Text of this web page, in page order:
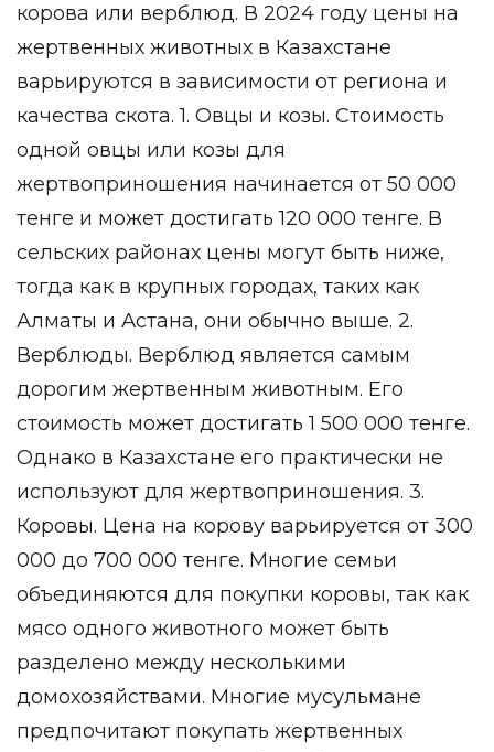
корова или верблюд. В 2024 году цены на
жертвенных животных в Казахстане
варьируются в зависимости от региона и
качества скота. 1. Овцы и козы. Стоимость
одной овцы или козы для
жертвоприношения начинается от 50 000
тенге и может достигать 120 000 тенге. В
сельских районах цены могут быть ниже,
тогда как в крупных городах, таких как
Алматы и Астана, они обычно выше. 2.
Верблюды. Верблюд является самым
дорогим жертвенным животным. Его
стоимость может достигать 1 500 000 тенге.
Однако в Казахстане его практически не
используют для жертвоприношения. 3.
Коровы. Цена на корову варьируется от 300
000 до 700 000 тенге. Многие семьи
объединяются для покупки коровы, так как
мясо одного животного может быть
разделено между несколькими
домохозяйствами. Многие мусульмане
предпочитают покупать жертвенных